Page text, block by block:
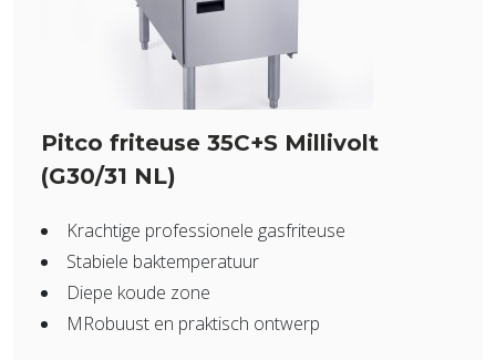
Pitco friteuse 35C+S Millivolt
(G30/31 NL)
Krachtige professionele gasfriteuse
Stabiele baktemperatuur
Diepe koude zone
MRobuust en praktisch ontwerp